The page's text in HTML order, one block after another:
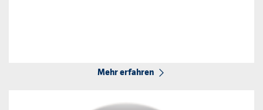
Mehr erfahren